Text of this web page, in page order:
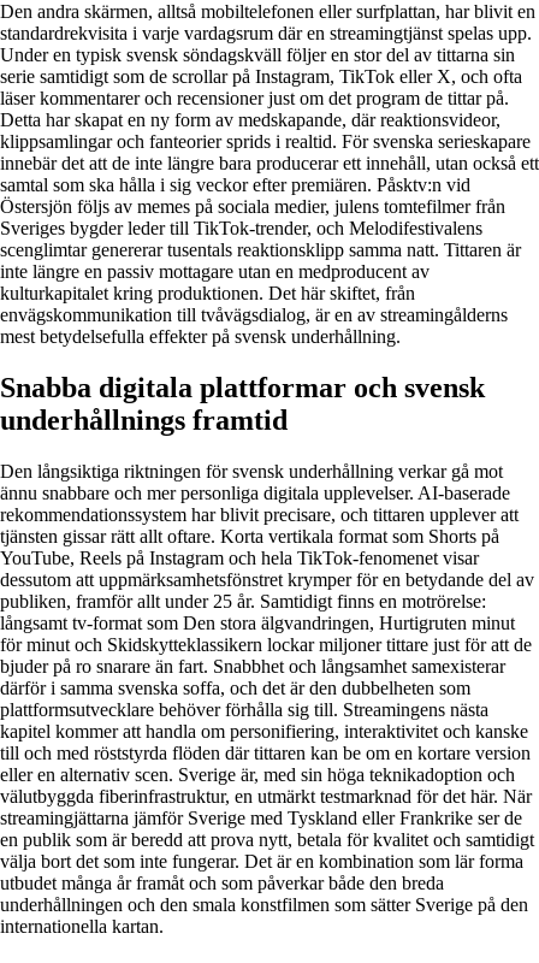
Den andra skärmen, alltså mobiltelefonen eller surfplattan, har blivit en
standardrekvisita i varje vardagsrum där en streamingtjänst spelas upp.
Under en typisk svensk söndagskväll följer en stor del av tittarna sin
serie samtidigt som de scrollar på Instagram, TikTok eller X, och ofta
läser kommentarer och recensioner just om det program de tittar på.
Detta har skapat en ny form av medskapande, där reaktionsvideor,
klippsamlingar och fanteorier sprids i realtid. För svenska serieskapare
innebär det att de inte längre bara producerar ett innehåll, utan också ett
samtal som ska hålla i sig veckor efter premiären. Påsktv:n vid
Östersjön följs av memes på sociala medier, julens tomtefilmer från
Sveriges bygder leder till TikTok-trender, och Melodifestivalens
scenglimtar genererar tusentals reaktionsklipp samma natt. Tittaren är
inte längre en passiv mottagare utan en medproducent av
kulturkapitalet kring produktionen. Det här skiftet, från
envägskommunikation till tvåvägsdialog, är en av streamingålderns
mest betydelsefulla effekter på svensk underhållning.
Snabba digitala plattformar och svensk
underhållnings framtid
Den långsiktiga riktningen för svensk underhållning verkar gå mot
ännu snabbare och mer personliga digitala upplevelser. AI-baserade
rekommendationssystem har blivit precisare, och tittaren upplever att
tjänsten gissar rätt allt oftare. Korta vertikala format som Shorts på
YouTube, Reels på Instagram och hela TikTok-fenomenet visar
dessutom att uppmärksamhetsfönstret krymper för en betydande del av
publiken, framför allt under 25 år. Samtidigt finns en motrörelse:
långsamt tv-format som Den stora älgvandringen, Hurtigruten minut
för minut och Skidskytteklassikern lockar miljoner tittare just för att de
bjuder på ro snarare än fart. Snabbhet och långsamhet samexisterar
därför i samma svenska soffa, och det är den dubbelheten som
plattformsutvecklare behöver förhålla sig till. Streamingens nästa
kapitel kommer att handla om personifiering, interaktivitet och kanske
till och med röststyrda flöden där tittaren kan be om en kortare version
eller en alternativ scen. Sverige är, med sin höga teknikadoption och
välutbyggda fiberinfrastruktur, en utmärkt testmarknad för det här. När
streamingjättarna jämför Sverige med Tyskland eller Frankrike ser de
en publik som är beredd att prova nytt, betala för kvalitet och samtidigt
välja bort det som inte fungerar. Det är en kombination som lär forma
utbudet många år framåt och som påverkar både den breda
underhållningen och den smala konstfilmen som sätter Sverige på den
internationella kartan.